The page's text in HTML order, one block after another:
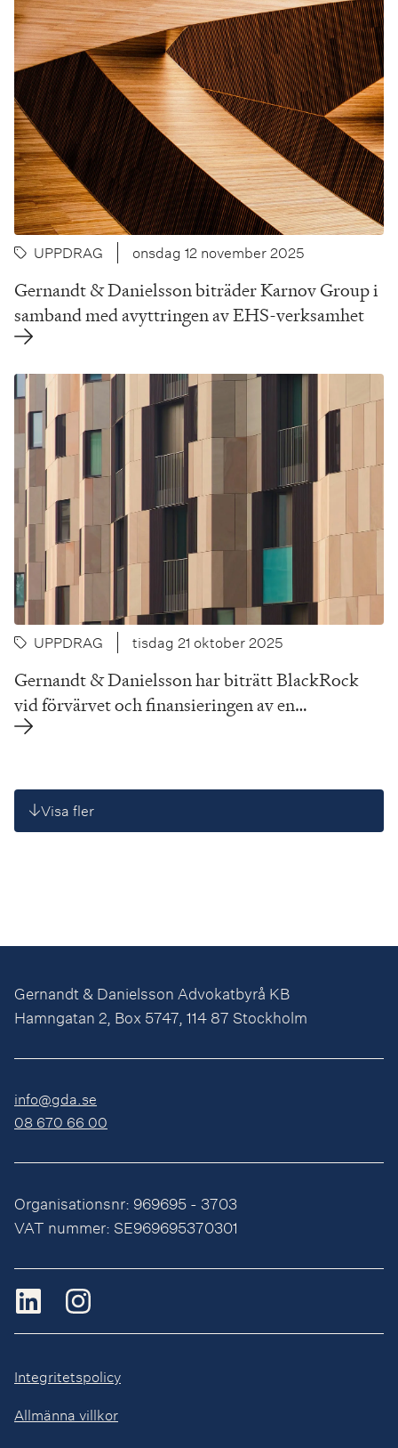
UPPDRAG onsdag 12 november 2025
Gernandt & Danielsson biträder Karnov Group i
samband med avyttringen av EHS-verksamhet
UPPDRAG tisdag 21 oktober 2025
Gernandt & Danielsson har biträtt BlackRock
vid förvärvet och finansieringen av en…
Visa fler
Gernandt & Danielsson Advokatbyrå KB
Hamngatan 2, Box 5747, 114 87 Stockholm
info@gda.se
08 670 66 00
Organisationsnr: 969695 - 3703
VAT nummer: SE969695370301
Integritetspolicy
Allmänna villkor